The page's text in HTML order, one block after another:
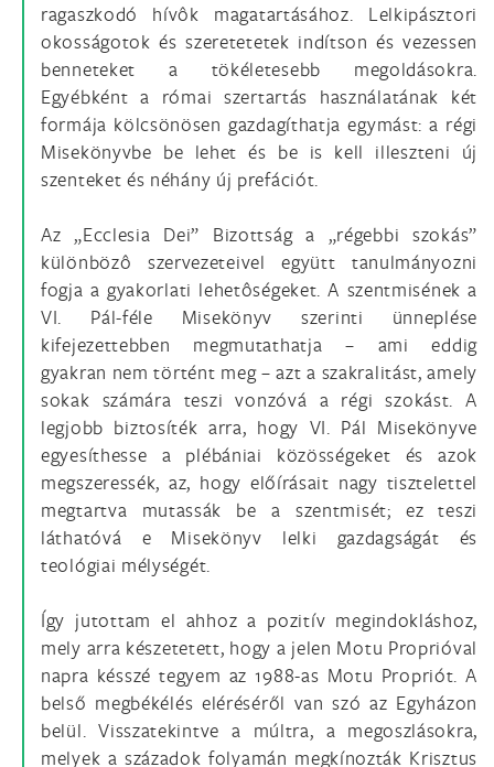
ragaszkodó hívôk magatartásához. Lelkipásztori
okosságotok és szeretetetek indítson és vezessen
benneteket a tökéletesebb megoldásokra.
Egyébként a római szertartás használatának két
formája kölcsönösen gazdagíthatja egymást: a régi
Misekönyvbe be lehet és be is kell illeszteni új
szenteket és néhány új prefációt.
Az „Ecclesia Dei” Bizottság a „régebbi szokás”
különbözô szervezeteivel együtt tanulmányozni
fogja a gyakorlati lehetôségeket. A szentmisének a
VI. Pál-féle Misekönyv szerinti ünneplése
kifejezettebben megmutathatja – ami eddig
gyakran nem történt meg – azt a szakralitást, amely
sokak számára teszi vonzóvá a régi szokást. A
legjobb biztosíték arra, hogy VI. Pál Misekönyve
egyesíthesse a plébániai közösségeket és azok
megszeressék, az, hogy előírásait nagy tisztelettel
megtartva mutassák be a szentmisét; ez teszi
láthatóvá e Misekönyv lelki gazdagságát és
teológiai mélységét.
Így jutottam el ahhoz a pozitív megindokláshoz,
mely arra készetetett, hogy a jelen Motu Proprióval
napra késszé tegyem az 1988-as Motu Propriót. A
belső megbékélés eléréséről van szó az Egyházon
belül. Visszatekintve a múltra, a megoszlásokra,
melyek a századok folyamán megkínozták Krisztus